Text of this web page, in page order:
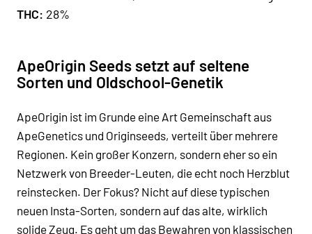
THC: 28%
ApeOrigin Seeds setzt auf seltene
Sorten und Oldschool-Genetik
ApeOrigin ist im Grunde eine Art Gemeinschaft aus
ApeGenetics und Originseeds, verteilt über mehrere
Regionen. Kein großer Konzern, sondern eher so ein
Netzwerk von Breeder-Leuten, die echt noch Herzblut
reinstecken. Der Fokus? Nicht auf diese typischen
neuen Insta-Sorten, sondern auf das alte, wirklich
solide Zeug. Es geht um das Bewahren von klassischen